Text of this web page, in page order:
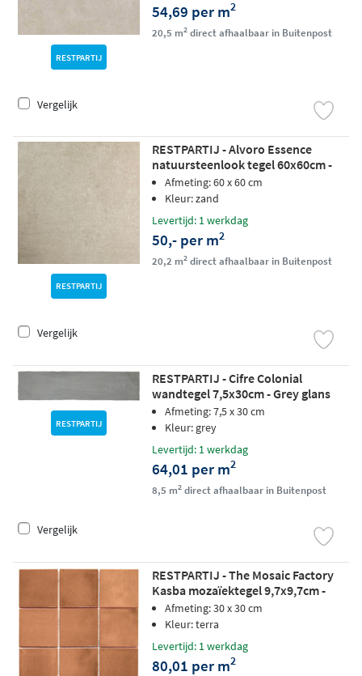
RESTPARTIJ
54,69 per m2
20,5 m2direct afhaalbaar in Buitenpost
Vergelijk
RESTPARTIJ
RESTPARTIJ - Alvoro Essence
natuursteenlook tegel 60x60cm -
zandAfmeting: 60 x 60 cm
Kleur: zand
Levertijd: 1 werkdag
50,- per m2
20,2 m2direct afhaalbaar in Buitenpost
Vergelijk
RESTPARTIJ
RESTPARTIJ - Cifre Colonial
wandtegel 7,5x30cm - Grey glans
Afmeting: 7,5 x 30 cm
Kleur: grey
Levertijd: 1 werkdag
64,01 per m2
8,5 m2direct afhaalbaar in Buitenpost
Vergelijk
RESTPARTIJ - The Mosaic Factory
Kasba mozaïektegel 9,7x9,7cm -
Terra glossy
Afmeting: 30 x 30 cm
Kleur: terra
Levertijd: 1 werkdag
80,01 per m2